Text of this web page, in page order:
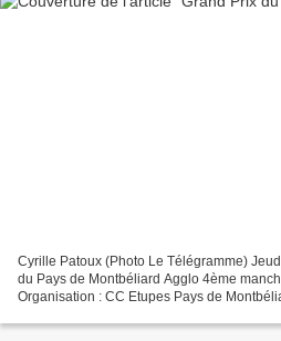
Cyrille Patoux (Photo Le Télégramme) Jeudi 25 mai 2017 7ème Grand Prix
du Pays de Montbéliard Agglo 4ème
Organisation : CC Etupes Pays de